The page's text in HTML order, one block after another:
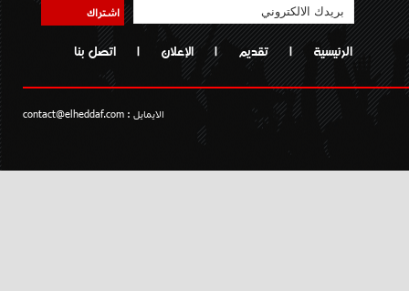
اشتراك
الرئيسية | تقديم | الإعلان | اتصل بنا
الايمايل : contact@elheddaf.com